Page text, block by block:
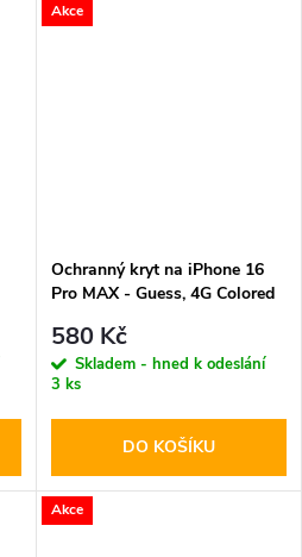
Akce
Ochranný kryt na iPhone 16
Pro MAX - Guess, 4G Colored
580 Kč
Skladem - hned k odeslání
3 ks
DO KOŠÍKU
Akce